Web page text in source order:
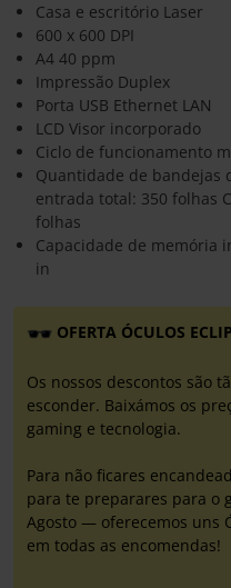
Casa e escritório Laser
600 x 600 DPI
A4 40 ppm
Impressão Duplex
Porta USB Ethernet LAN
LCD Visor incorporado
Ciclo de funcionamento
Quantidade de bandejas
entrada total: 350 folhas
folhas
Capacidade de memória
in
OFERTA ÓCULOS
Os nossos descontos são
esconder. Baixámos os
gaming e tecnologia.
Para não ficares
para te preparares para o
Agosto — oferecemos uns
em todas as encomendas!